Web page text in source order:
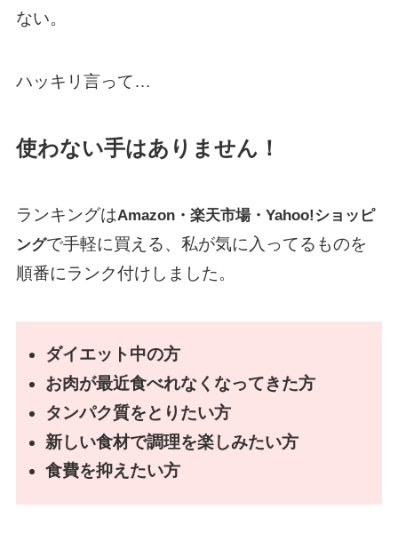
ない。
ハッキリ言って…
使わない手はありません！
ランキングはAmazon・楽天市場・Yahoo!ショッピ
ングで手軽に買える、私が気に入ってるものを
順番にランク付けしました。
ダイエット中の方
お肉が最近食べれなくなってきた方
タンパク質をとりたい方
新しい食材で調理を楽しみたい方
食費を抑えたい方